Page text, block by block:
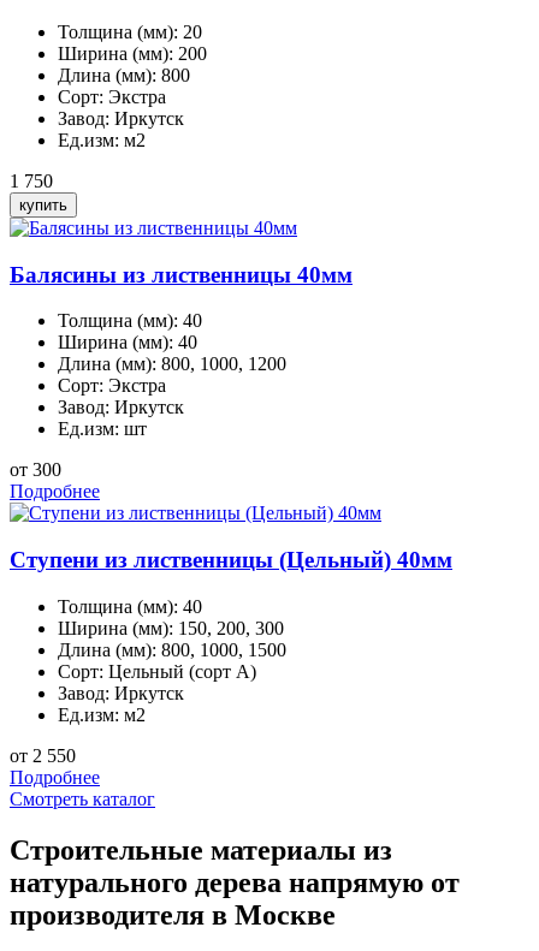
Толщина (мм): 20
Ширина (мм): 200
Длина (мм): 800
Сорт: Экстра
Завод: Иркутск
Ед.изм: м2
1 750
Балясины из лиственницы 40мм
Толщина (мм): 40
Ширина (мм): 40
Длина (мм): 800, 1000, 1200
Сорт: Экстра
Завод: Иркутск
Ед.изм: шт
от 300
Подробнее
Ступени из лиственницы (Цельный) 40мм
Толщина (мм): 40
Ширина (мм): 150, 200, 300
Длина (мм): 800, 1000, 1500
Сорт: Цельный (сорт А)
Завод: Иркутск
Ед.изм: м2
от 2 550
Подробнее
Смотреть каталог
Строительные материалы из
натурального дерева напрямую от
производителя в Москве